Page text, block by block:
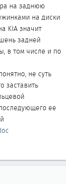
на заднюю
на диски
KIA значит
задней
в том числе и по
не суть
заставить
ее